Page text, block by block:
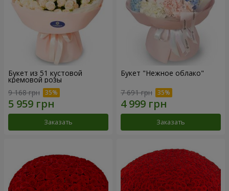
Букет из 51 кустовой
кремовой розы
9 168 грн
Заказать
Букет "Нежное облако"
7 691 грн
Заказать